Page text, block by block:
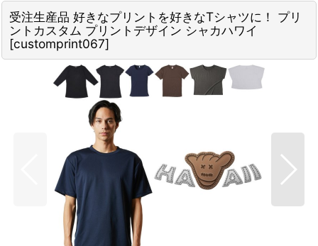
受注生産品 好きなプリントを好きなTシャツに！ プリ
ントカスタム プリントデザイン シャカハワイ
[customprint067]